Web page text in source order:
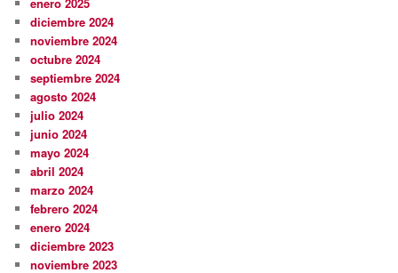
diciembre 2024
noviembre 2024
octubre 2024
septiembre 2024
agosto 2024
julio 2024
junio 2024
mayo 2024
abril 2024
marzo 2024
febrero 2024
enero 2024
diciembre 2023
noviembre 2023